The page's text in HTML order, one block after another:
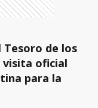
de los
visita oficial
para la